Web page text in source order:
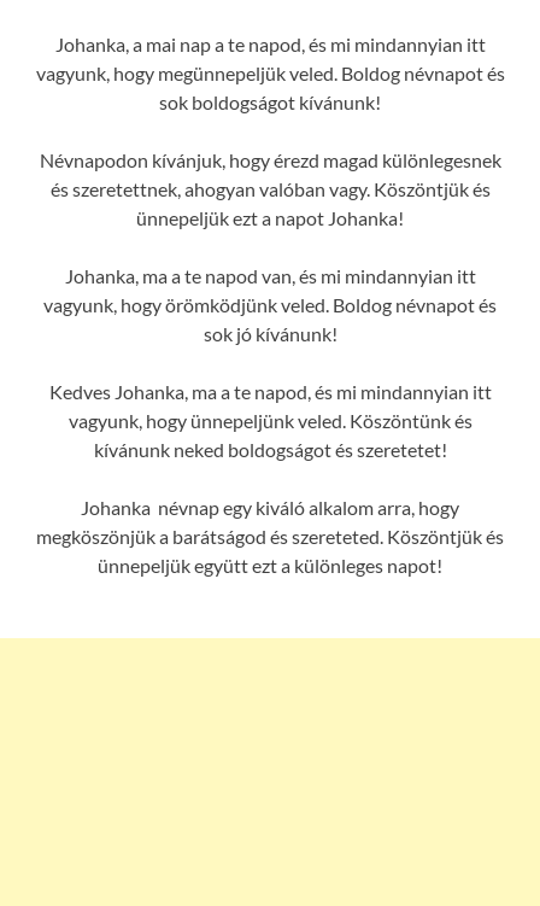
Johanka, a mai nap a te napod, és mi mindannyian itt
vagyunk, hogy megünnepeljük veled. Boldog névnapot és
sok boldogságot kívánunk!
Névnapodon kívánjuk, hogy érezd magad különlegesnek
és szeretettnek, ahogyan valóban vagy. Köszöntjük és
ünnepeljük ezt a napot Johanka!
Johanka, ma a te napod van, és mi mindannyian itt
vagyunk, hogy örömködjünk veled. Boldog névnapot és
sok jó kívánunk!
Kedves Johanka, ma a te napod, és mi mindannyian itt
vagyunk, hogy ünnepeljünk veled. Köszöntünk és
kívánunk neked boldogságot és szeretetet!
Johanka névnap egy kiváló alkalom arra, hogy
megköszönjük a barátságod és szereteted. Köszöntjük és
ünnepeljük együtt ezt a különleges napot!